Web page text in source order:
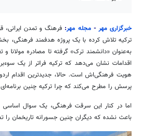
خبرگزاری مهر- مجله مهر: فرهنگ و تمدن
ترکیه تلاش کرده با یک پروژه هدفمند فرهنگی،
به‌عنوان «دانشمند ترک» گرفته تا مصادره مولانا
اقدامات نشان می‌دهد که ترکیه فراتر از یک
هویت فرهنگی‌اش است. حالا، جدیدترین اقدام
پرسش را مطرح می‌کند که چرا ترکیه چنین
اما در کنار این سرقت فرهنگی، یک سوال
باعث نشده که دیگران چنین جسورانه تاریخمان را